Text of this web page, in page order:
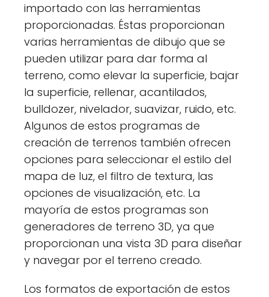
importado con las herramientas
proporcionadas. Éstas proporcionan
varias herramientas de dibujo que se
pueden utilizar para dar forma al
terreno, como elevar la superficie, bajar
la superficie, rellenar, acantilados,
bulldozer, nivelador, suavizar, ruido, etc.
Algunos de estos programas de
creación de terrenos también ofrecen
opciones para seleccionar el estilo del
mapa de luz, el filtro de textura, las
opciones de visualización, etc. La
mayoría de estos programas son
generadores de terreno 3D, ya que
proporcionan una vista 3D para diseñar
y navegar por el terreno creado.
Los formatos de exportación de estos